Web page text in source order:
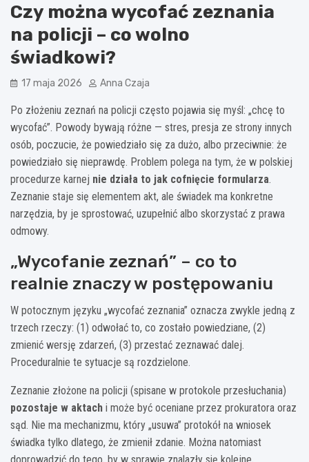
Czy można wycofać zeznania
na policji – co wolno
świadkowi?
17 maja 2026 Anna Czaja
Po złożeniu zeznań na policji często pojawia się myśl: „chcę to
wycofać”. Powody bywają różne — stres, presja ze strony innych
osób, poczucie, że powiedziało się za dużo, albo przeciwnie: że
powiedziało się nieprawdę. Problem polega na tym, że w polskiej
procedurze karnej nie działa to jak cofnięcie formularza.
Zeznanie staje się elementem akt, ale świadek ma konkretne
narzędzia, by je sprostować, uzupełnić albo skorzystać z prawa
odmowy.
„Wycofanie zeznań” – co to
realnie znaczy w postępowaniu
W potocznym języku „wycofać zeznania” oznacza zwykle jedną z
trzech rzeczy: (1) odwołać to, co zostało powiedziane, (2)
zmienić wersję zdarzeń, (3) przestać zeznawać dalej.
Proceduralnie te sytuacje są rozdzielone.
Zeznanie złożone na policji (spisane w protokole przesłuchania)
pozostaje w aktach i może być oceniane przez prokuratora oraz
sąd. Nie ma mechanizmu, który „usuwa” protokół na wniosek
świadka tylko dlatego, że zmienił zdanie. Można natomiast